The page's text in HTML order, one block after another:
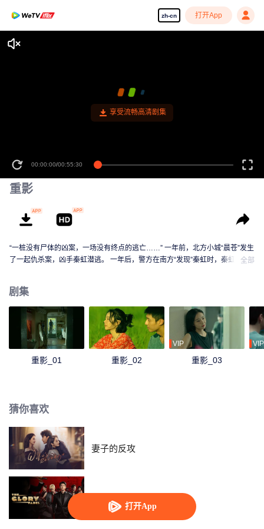
zh-cn 打开App
打开App
享受流畅高清剧集
00:00:00/00:55:30
重影
“一桩没有尸体的凶案，一场没有终点的逃亡……” 一年前，北方小城“晨苍”发生
了一起仇杀案，凶手秦虹潜逃。 一年后，警方在南方“发现”秦虹时，秦虹已被
吗？”
全部
剧集
重影_01 重影_02
VIP
重影_03
VIP
猜你喜欢
妻子的反攻